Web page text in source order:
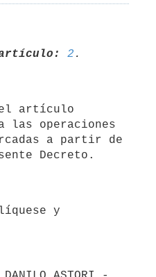
artículo: 2
las operaciones
a partir de